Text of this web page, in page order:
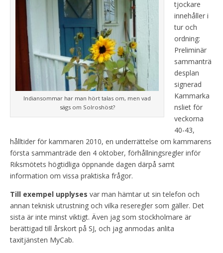
Indiansommar har man hört talas om, men vad
sägs om Solroshöst?
tjockare
innehåller i
tur och
ordning:
Preliminär
sammanträ
desplan
signerad
Kammarka
nsliet för
veckorna
40-43,
hålltider för kammaren 2010, en underrättelse om kammarens
första sammanträde den 4 oktober, förhållningsregler inför
Riksmötets högtidliga öppnande dagen därpå samt
information om vissa praktiska frågor.
Till exempel upplyses var man hämtar ut sin telefon och
annan teknisk utrustning och vilka reseregler som gäller. Det
sista är inte minst viktigt. Även jag som stockholmare är
berättigad till årskort på SJ, och jag anmodas anlita
taxitjänsten MyCab.